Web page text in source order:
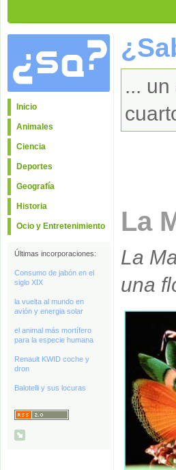
Inicio
Animales
Ciencia
Deportes
Geografía
Historia
Ocio y Entretenimiento
Últimas incorporaciones:
Consumo de jabón en el
siglo XIX
la vuelta al mundo en
avión y energia solar
el animal más mortífero
para la especie humana
Renault KWID coche y
dron
Balotelli y sus locuras
...
La
La
una